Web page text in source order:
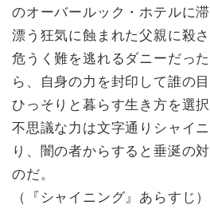
のオーバールック・ホテルに
漂う狂気に蝕まれた父親に殺さ
危うく難を逃れるダニーだっ
ら、自身の力を封印して誰の
ひっそりと暮らす生き方を選
不思議な力は文字通りシャイ
り、闇の者からすると垂涎の
のだ。
（『シャイニング』あらすじ）